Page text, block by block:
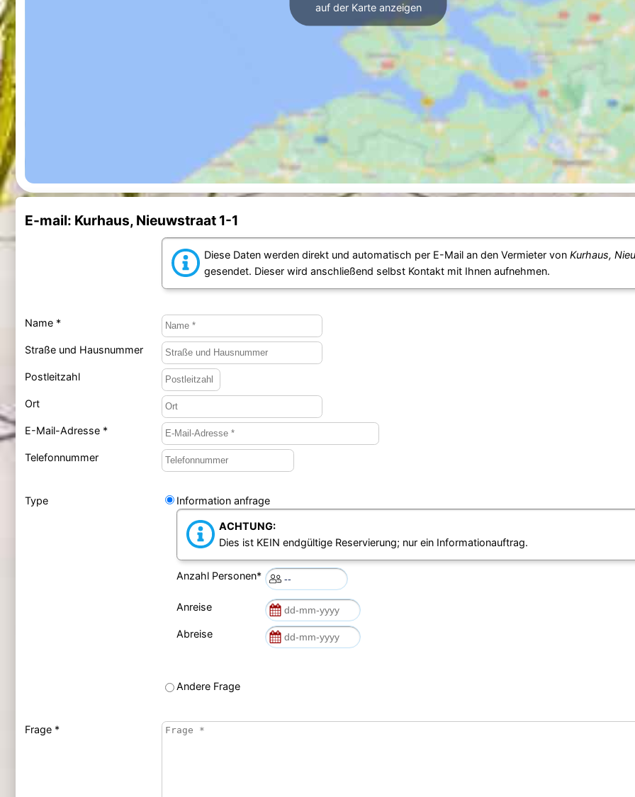
auf der Karte anzeigen
E-mail: Kurhaus, Nieuwstraat 1-1
Diese Daten werden direkt und automatisch per E-Mail an den Vermieter von Kurhaus,
gesendet. Dieser wird anschließend selbst Kontakt mit Ihnen aufnehmen.
Name *
Straße und Hausnummer
Postleitzahl
Ort
E-Mail-Adresse *
Telefonnummer
Type Information anfrage
ACHTUNG:
Dies ist KEIN endgültige Reservierung; nur ein Informationauftrag.
Anzahl Personen*
Anreise
Abreise
Andere Frage
Frage *